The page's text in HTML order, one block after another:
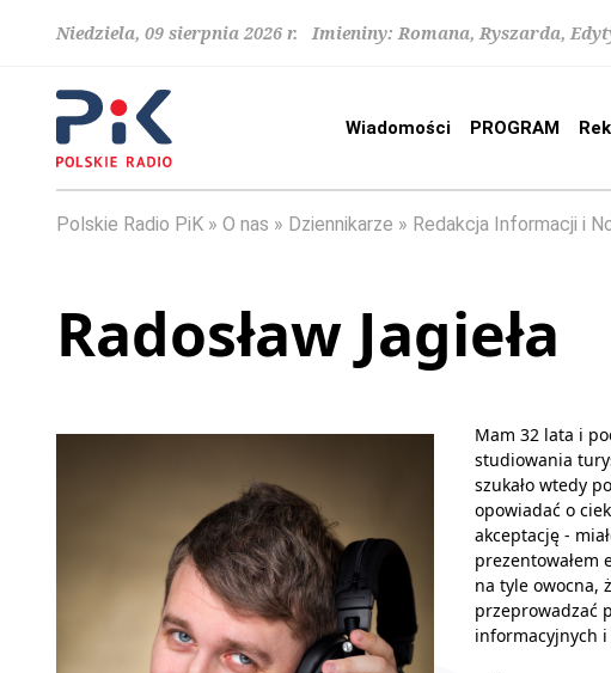
Niedziela, 09 sierpnia 2026 r. Imieniny: Romana, Ryszarda,
Wiadomości PROGRAM
Polskie Radio PiK O nas Dziennikarze Redakcja Informacji i
Radosław Jagieła
Mam 32 lata i
studiowania
szukało wtedy
opowiadać o
akceptację -
prezentowałem
na tyle owocna,
przeprowadzać
informacyjnych